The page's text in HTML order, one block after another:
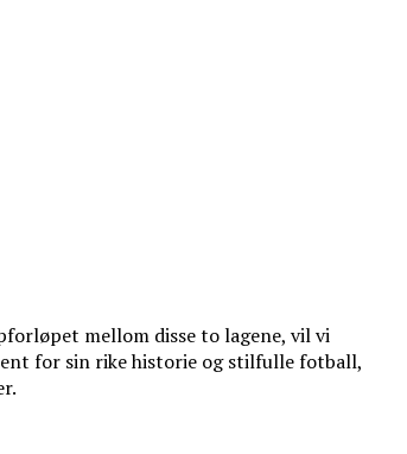
mellom disse to lagene, vil vi
for sin rike historie og stilfulle fotball,